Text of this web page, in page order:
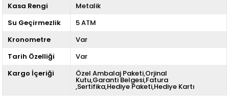
Kasa Rengi
Metalik
Su Geçirmezlik
5 ATM
Kronometre
Var
Tarih Özelliği
Var
Kargo İçeriği
Özel Ambalaj Paketi,Orjinal
Kutu,Garanti Belgesi,Fatura
,Sertifika,Hediye Paketi,Hediye Kartı